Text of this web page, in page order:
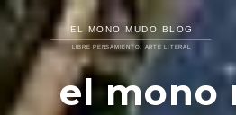
el mono